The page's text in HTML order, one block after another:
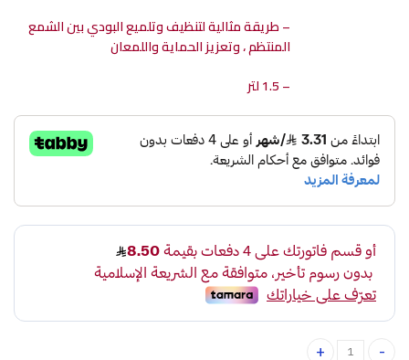
– طريقة مثالية لتنظيف وتلميع البودي بين الشمع
المنتظم ، وتعزيز الحماية واللمعان
– 1.5 لتر